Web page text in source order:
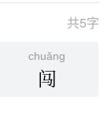
共5字
chuǎng
闯